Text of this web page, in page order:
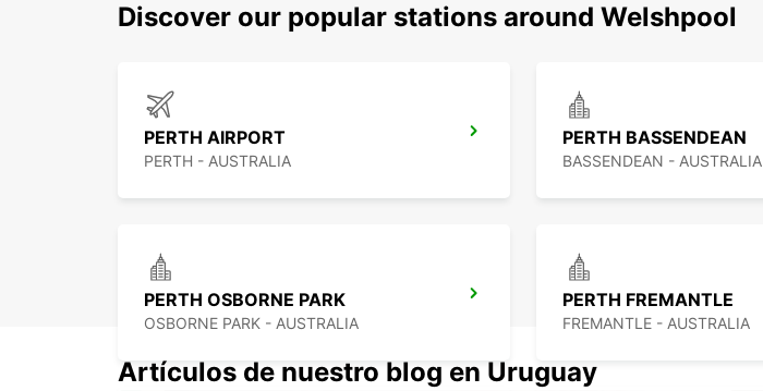
Discover our popular stations around Welshpool
PERTH AIRPORT
PERTH - AUSTRALIA
PERTH BASSENDEAN
BASSENDEAN - AUSTRALIA
PERTH OSBORNE PARK
OSBORNE PARK - AUSTRALIA
PERTH FREMANTLE
FREMANTLE - AUSTRALIA
Artículos de nuestro blog en Uruguay